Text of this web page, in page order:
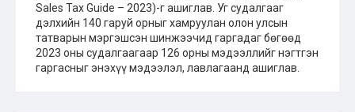
Sales Tax Guide – 2023)-г ашиглав. Уг судалгааг
дэлхийн 140 гаруй орныг хамруулан олон улсын
татварын мэргэшсэн шинжээчид гаргадаг бөгөөд
2023 оны судалгаагаар 126 орны мэдээллийг нэгтгэн
гаргасныг энэхүү мэдээлэл, лавлагаанд ашиглав.